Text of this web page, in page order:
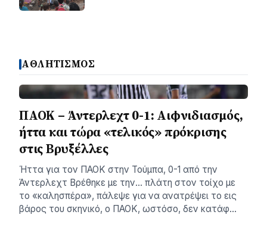
ΑΘΛΗΤΙΣΜΟΣ
ΠΑΟΚ – Άντερλεχτ 0-1: Αιφνιδιασμός,
ήττα και τώρα «τελικός» πρόκρισης
στις Βρυξέλλες
Ήττα για τον ΠΑΟΚ στην Τούμπα, 0-1 από την
Άντερλεχτ Βρέθηκε με την… πλάτη στον τοίχο με
το «καλησπέρα», πάλεψε για να ανατρέψει το εις
βάρος του σκηνικό, ο ΠΑΟΚ, ωστόσο, δεν κατάφ…